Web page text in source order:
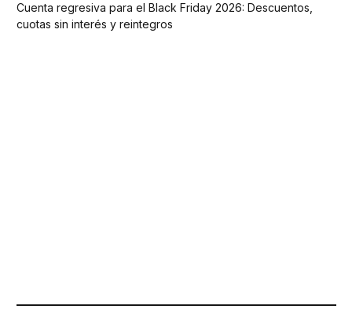
Cuenta regresiva para el Black Friday 2026: Descuentos,
cuotas sin interés y reintegros